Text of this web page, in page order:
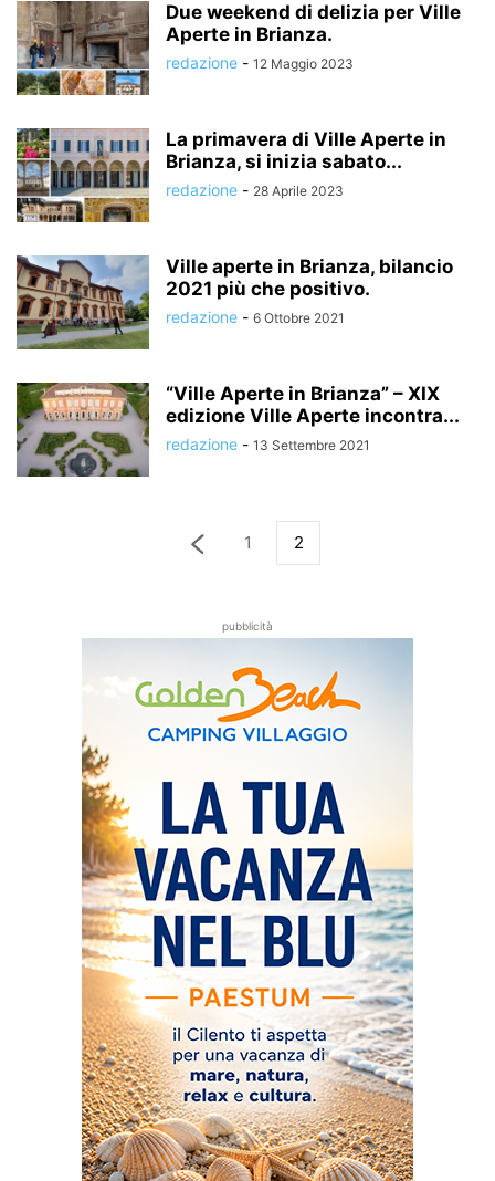
Due weekend di delizia per Ville
Aperte in Brianza.
redazione - 12 Maggio 2023
La primavera di Ville Aperte in
Brianza, si inizia sabato...
redazione - 28 Aprile 2023
Ville aperte in Brianza, bilancio
2021 più che positivo.
redazione - 6 Ottobre 2021
“Ville Aperte in Brianza” – XIX
edizione Ville Aperte incontra...
redazione - 13 Settembre 2021
1 2
pubblicità